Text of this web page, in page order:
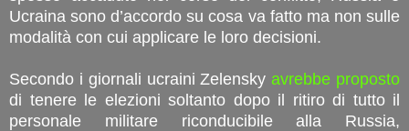
Ucraina sono d’accordo su cosa va fatto ma non sulle
modalità con cui applicare le loro decisioni.
Secondo i giornali ucraini Zelensky avrebbe proposto
di tenere le elezioni soltanto dopo il ritiro di tutto il
personale militare riconducibile alla Russia,